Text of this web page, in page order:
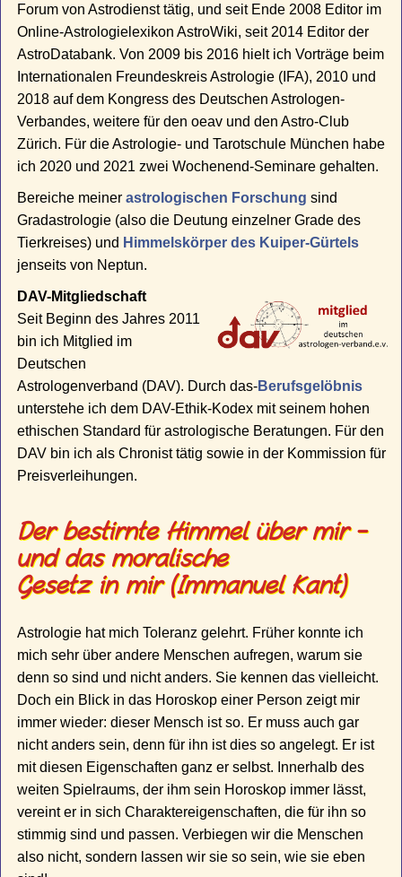
Forum von Astrodienst tätig, und seit Ende 2008 Editor im
Online-Astrologielexikon AstroWiki, seit 2014 Editor der
AstroDatabank. Von 2009 bis 2016 hielt ich Vorträge beim
Internationalen Freundeskreis Astrologie (IFA), 2010 und
2018 auf dem Kongress des Deutschen Astrologen-
Verbandes, weitere für den oeav und den Astro-Club
Zürich. Für die Astrologie- und Tarotschule München habe
ich 2020 und 2021 zwei Wochenend-Seminare gehalten.
Bereiche meinerastrologischen Forschung sind
Gradastrologie (also die Deutung einzelner Grade des
Tierkreises) und Himmelskörper des Kuiper-Gürtels
jenseits von Neptun.
DAV-Mitgliedschaft
Seit Beginn des Jahres 2011
bin ich Mitglied im
Deutschen
Astrologenverband (DAV). Durch das-Berufsgelöbnis
unterstehe ich dem DAV-Ethik-Kodex mit seinem hohen
ethischen Standard für astrologische Beratungen. Für den
DAV bin ich als Chronist tätig sowie in der Kommission für
Preisverleihungen.
Der bestirnte Himmel über mir -
und das moralische
Gesetz in mir (Immanuel Kant)
Astrologie hat mich Toleranz gelehrt. Früher konnte ich
mich sehr über andere Menschen aufregen, warum sie
denn so sind und nicht anders. Sie kennen das vielleicht.
Doch ein Blick in das Horoskop einer Person zeigt mir
immer wieder: dieser Mensch ist so. Er muss auch gar
nicht anders sein, denn für ihn ist dies so angelegt. Er ist
mit diesen Eigenschaften ganz er selbst. Innerhalb des
weiten Spielraums, der ihm sein Horoskop immer lässt,
vereint er in sich Charaktereigenschaften, die für ihn so
stimmig sind und passen. Verbiegen wir die Menschen
also nicht, sondern lassen wir sie so sein, wie sie eben